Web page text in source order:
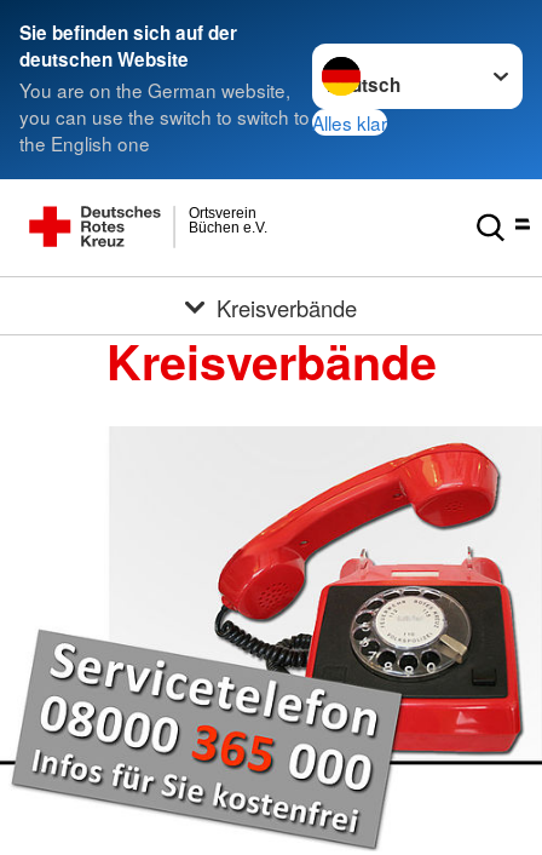
Sie befinden sich auf der
deutschen Website
You are on the German website,
you can use the switch to switch to
the English one
Sprache wechseln zu
Alles klar
Büchen e.V.
Ortsverein
Kreisverbände
Kreisverbände